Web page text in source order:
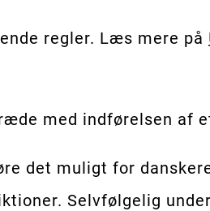
regler. Læs mere på
med indførelsen af
det muligt for
Selvfølgelig